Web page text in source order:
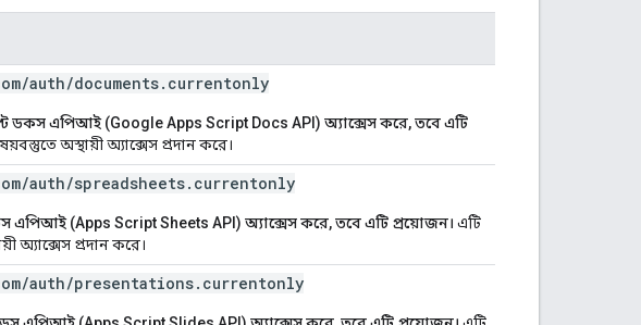
/auth/documents. currentonly
ডকস এপিআই (Google Apps Script Docs API) অ্যাক্সেস করে, তবে এটি
অস্থায়ী অ্যাক্সেস প্রদান করে।
/auth/spreadsheets. currentonly
এপিআই (Apps Script Sheets API) অ্যাক্সেস করে, তবে এটি প্রয়োজন। এটি
অ্যাক্সেস প্রদান করে।
/auth/presentations. currentonly